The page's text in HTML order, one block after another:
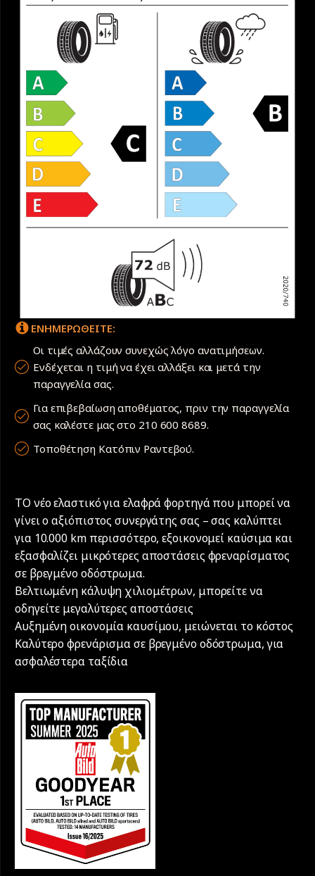
ΕΝΗΜΕΡΩΘΕΙΤΕ:
Οι τιμές αλλάζουν συνεχώς λόγο ανατιμήσεων.
Ενδέχεται η τιμή να έχει αλλάξει και μετά την
παραγγελία σας.
Για επιβεβαίωση αποθέματος, πριν την παραγγελία
σας καλέστε μας στο 210 600 8689.
Τοποθέτηση Κατόπιν Ραντεβού.
TO νέο ελαστικό για ελαφρά φορτηγά που μπορεί να
γίνει ο αξιόπιστος συνεργάτης σας – σας καλύπτει
για 10.000 km περισσότερο, εξοικονομεί καύσιμα και
εξασφαλίζει μικρότερες αποστάσεις φρεναρίσματος
σε βρεγμένο οδόστρωμα.
Βελτιωμένη κάλυψη χιλιομέτρων, μπορείτε να
οδηγείτε μεγαλύτερες αποστάσεις
Αυξημένη οικονομία καυσίμου, μειώνεται το κόστος
Καλύτερο φρενάρισμα σε βρεγμένο οδόστρωμα, για
ασφαλέστερα ταξίδια